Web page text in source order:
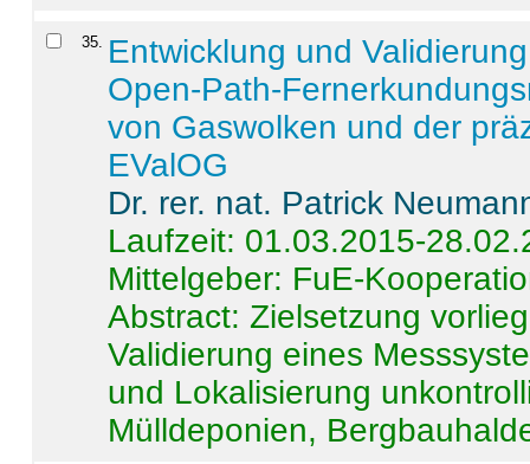
35. Entwicklung und
Open-Path-
von Gaswolken und der
EValOG
Dr. rer. nat. Patrick
Laufzeit: 01.03.2015-
Mittelgeber: FuE-
Abstract:Zielsetzung
Validierung eines
und Lokalisierung
Mülldeponien,